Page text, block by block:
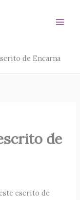
de Encarna
de
escrito de